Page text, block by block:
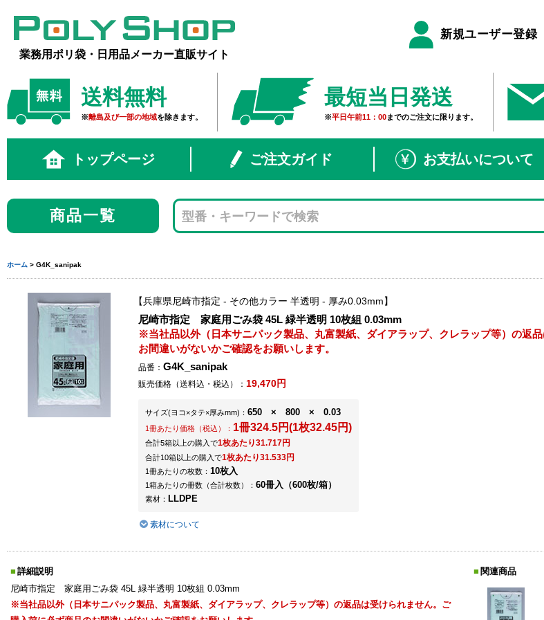
業務用ポリ袋・日用品メーカー直販サイト
新規ユーザー登録
送料無料
※離島及び一部の地域を除きます。
最短当日発送
※平日午前11：00までのご注文に限ります。
トップページ ご注文ガイド お支払いについて
商品一覧
ホーム > G4K_sanipak
兵庫県尼崎市指定 - その他カラー 半透明 - 厚み0.03mm
尼崎市指定 家庭用ごみ袋 45L 緑半透明 10枚組 0.03mm
※当社品以外（日本サニパック製品、丸富製紙、ダイアラップ、クレラップ等）の返
お間違いがないかご確認をお願いします。
品番： G4K_sanipak
販売価格（送料込・税込）： 19,470円
サイズ(ヨコ×タテ×厚みmm) ： 650 × 800 × 0.03
1冊あたり価格（税込）： 1冊324.5円(1枚32.45円)
合計5箱以上の購入で1枚あたり31.717円
合計10箱以上の購入で1枚あたり31.533円
1冊あたりの枚数： 10枚入
1箱あたりの冊数（合計枚数）： 60冊入（600枚/箱）
素材： LLDPE
素材について
詳細説明
尼崎市指定 家庭用ごみ袋 45L 緑半透明 10枚組 0.03mm
※当社品以外（日本サニパック製品、丸富製紙、ダイアラップ、クレラップ等）の返品は受けられません。ご
関連商品